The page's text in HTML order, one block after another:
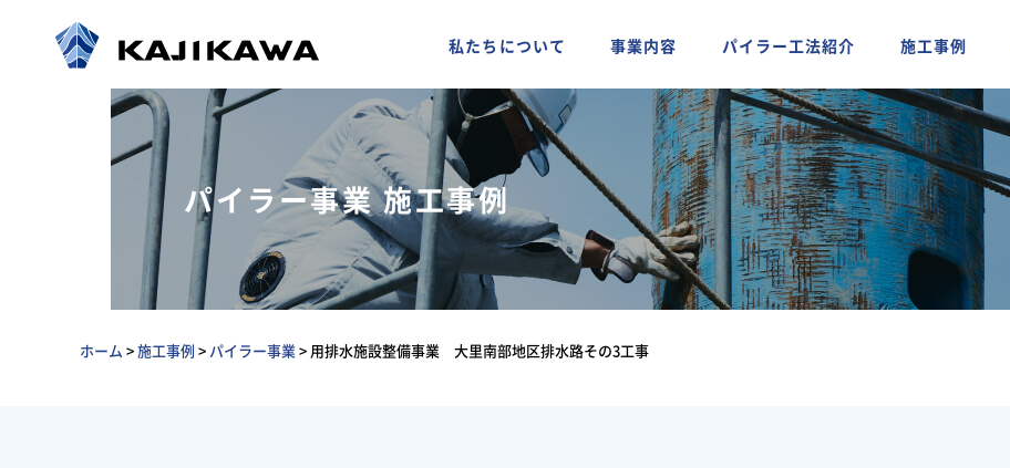
私たちについて 事業内容 パイラー工法紹介 施工事例
パイラー事業 施工事例
ホーム >施工事例 > パイラー事業> 用排水施設整備事業 大里南部地区排水路その3工事